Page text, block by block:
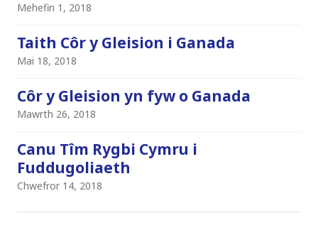
Mehefin 1, 2018
Taith Côr y Gleision i Ganada
Mai 18, 2018
Côr y Gleision yn fyw o Ganada
Mawrth 26, 2018
Canu Tîm Rygbi Cymru i
Fuddugoliaeth
Chwefror 14, 2018